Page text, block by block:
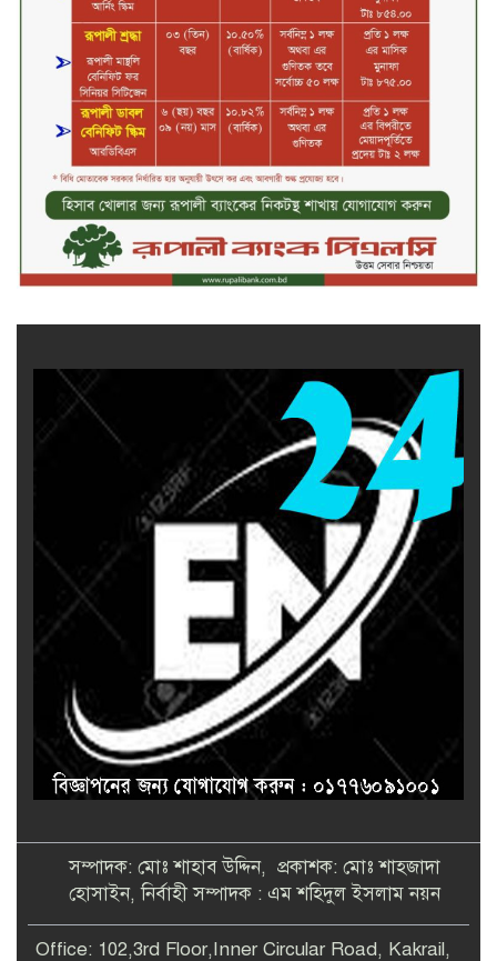
জীবননগর সীমান্ত দিয়ে ভারতে অবৈধ
অনুপ্রবেশের সময় ৮ বাংলাদেশি নারী
আটক
সম্পাদক: মোঃ শাহাব উদ্দিন, প্রকাশক: মোঃ শাহজাদা
হোসাইন, নির্বাহী সম্পাদক : এম শহিদুল ইসলাম নয়ন
Office: 102,3rd Floor,Inner Circular Road, Kakrail,